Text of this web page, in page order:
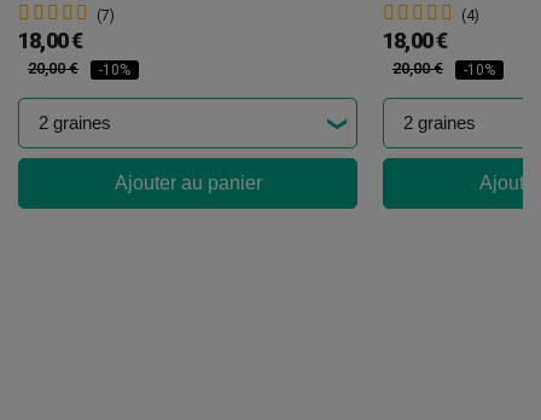
(7)
18,00 €
20,00 € -10%
Ajouter au panier
(4)
18,00 €
20,00 € -10%